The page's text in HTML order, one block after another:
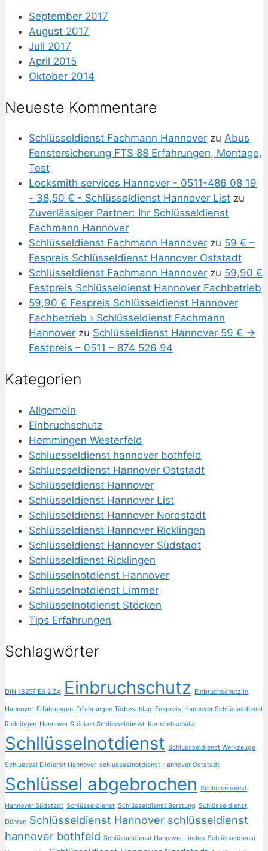
September 2017
August 2017
Juli 2017
April 2015
Oktober 2014
Neueste Kommentare
Schlüsseldienst Fachmann Hannover zu Abus
Fenstersicherung FTS 88 Erfahrungen, Montage,
Test
Locksmith services Hannover - 0511-486 08 19
- 38,50 € - Schlüsseldienst Hannover List zu
Zuverlässiger Partner: Ihr Schlüsseldienst
Fachmann Hannover
Schlüsseldienst Fachmann Hannover zu 59 € –
Fespreis Schlüsseldienst Hannover Oststadt
Schlüsseldienst Fachmann Hannover zu 59,90 €
Festpreis Schlüsseldienst Hannover Fachbetrieb
59,90 € Fespreis Schlüsseldienst Hannover
Fachbetrieb › Schlüsseldienst Fachmann
Hannover zu Schlüsseldienst Hannover 59 € ->
Festpreis – 0511 – 874 526 94
Kategorien
Allgemein
Einbruchschutz
Hemmingen Westerfeld
Schluesseldienst hannover bothfeld
Schluesseldienst Hannover Oststadt
Schlüsseldienst Hannover
Schlüsseldienst Hannover List
Schlüsseldienst Hannover Nordstadt
Schlüsseldienst Hannover Ricklingen
Schlüsseldienst Hannover Südstadt
Schlüsseldienst Ricklingen
Schlüsselnotdienst Hannover
Schlüsselnotdienst Limmer
Schlüsselnotdienst Stöcken
Tips Erfahrungen
Schlagwörter
DIN 18257 ES 2 ZA Einbruchschutz Einbruchschutz in
Hannover Erfahrungen Erfahrungen Türbeschlag Fespreis Hannover Schlüsseldienst
Ricklingen Hannover Stöcken Schlüsseldienst Kernziehschutz
Schllüsselnotdienst Schluesseldienst Werkzeuge
Schluessel Eildienst Hannover schluesselnotdienst Hannover Oststadt
Schlüssel abgebrochen Schlüsseldenst
Hannover Südstadt Schlüsseldienst Schlüsseldienst Beratung Schlüsseldienst
Döhren Schlüsseldienst Hannover schlüsseldienst
hannover bothfeld Schlüsseldienst Hannover Linden Schlüsseldienst